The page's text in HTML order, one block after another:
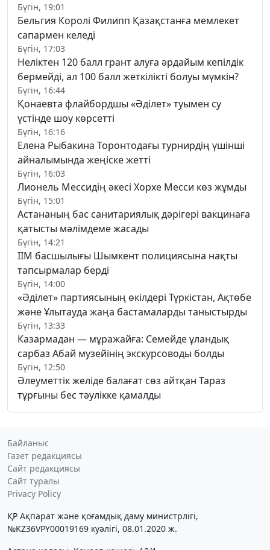
Бүгін, 19:01
Бельгия Королі Филипп Қазақстанға мемлекет
сапармен келеді
Бүгін, 17:03
Неліктен 120 балл грант алуға әрдайым кепілдік
бермейді, ал 100 балл жеткілікті болуы мүмкін?
Бүгін, 16:44
Қонаевта флайбордшы «Әділет» туымен су
үстінде шоу көрсетті
Бүгін, 16:16
Елена Рыбакина Торонтодағы турнирдің үшінші
айналымында жеңіске жетті
Бүгін, 16:03
Лионель Мессидің әкесі Хорхе Месси көз жұмды
Бүгін, 15:01
Астананың бас санитариялық дәрігері вакцинаға
қатысты мәлімдеме жасады
Бүгін, 14:21
ІІМ басшылығы Шымкент полициясына нақты
тапсырмалар берді
Бүгін, 14:00
«Әділет» партиясының өкілдері Түркістан, Ақтөбе
және Ұлытауда жаңа бастамаларды таныстырды
Бүгін, 13:33
Казармадан — мұражайға: Семейде ұландық
сарбаз Абай музейінің экскурсоводы болды
Бүгін, 12:50
Әлеуметтік желіде балағат сөз айтқан Тараз
тұрғыны бес тәулікке қамалды
Байланыс
Газет редакциясы
Сайт редакциясы
Сайт туралы
Privacy Policy
ҚР Ақпарат және қоғамдық даму министрлігі,
№KZ36VPY00019169 куәлігі, 08.01.2020 ж.